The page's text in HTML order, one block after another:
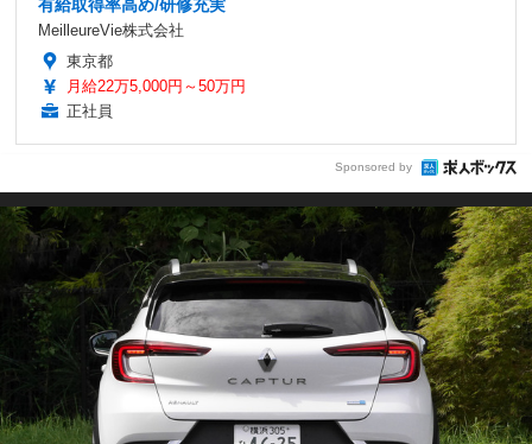
有給取得率高め/研修充実
MeilleureVie株式会社
東京都
月給22万5,000円～50万円
正社員
Sponsored by